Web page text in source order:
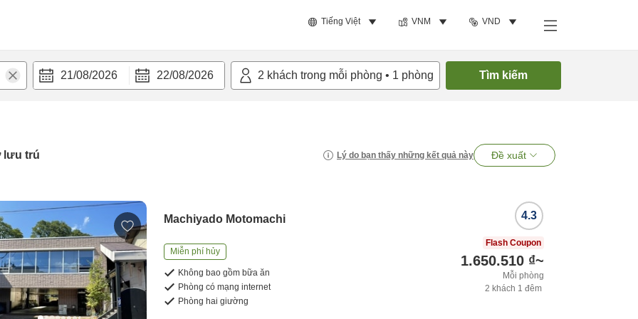
Tiếng Việt VNM VND
21/08/2026 22/08/2026 2 khách trong mỗi phòng • 1 phòng Tìm kiếm
lưu trú Lý do bạn thấy những kết quả này Đề xuất
Machiyado Motomachi
Miễn phí hủy
Không bao gồm bữa ăn
Phòng có mạng internet
Phòng hai giường
4.3
Flash Coupon
1.650.510 ₫~
Mỗi phòng
2 khách 1 đêm